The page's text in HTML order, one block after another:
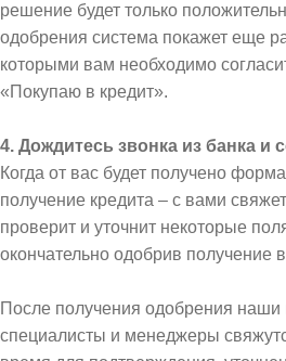
решение будет только
одобрения система покажет еще
которыми вам необходимо
«Покупаю в кредит».
4. Дождитесь звонка из банка и
Когда от вас будет получено
получение кредита – с вами
проверит и уточнит некоторые
окончательно одобрив получение
После получения одобрения
специалисты и менеджеры